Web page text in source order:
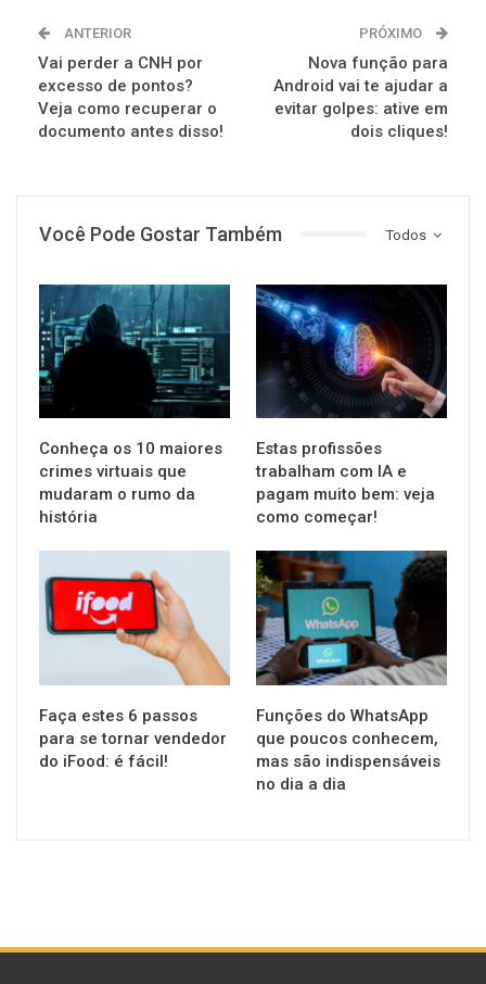
ANTERIOR
Vai perder a CNH por
excesso de pontos?
Veja como recuperar o
documento antes disso!
PRÓXIMO
Nova função para
Android vai te ajudar a
evitar golpes: ative em
dois cliques!
Todos
Você Pode Gostar Também
TECNOLOGIA
Conheça os 10 maiores
crimes virtuais que
mudaram o rumo da
história
TECNOLOGIA
Estas profissões
trabalham com IA e
pagam muito bem: veja
como começar!
Faça estes 6 passos
para se tornar vendedor
do iFood: é fácil!
TECNOLOGIA
Funções do WhatsApp
que poucos conhecem,
mas são indispensáveis
no dia a dia